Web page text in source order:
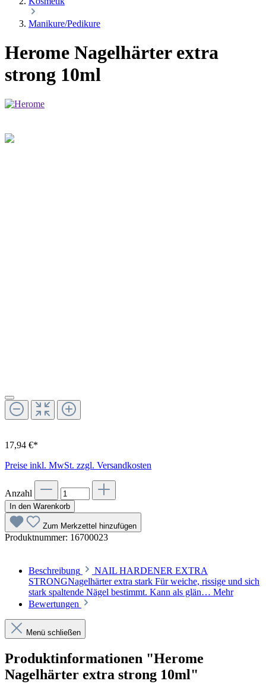
Manikure/Pedikure
Herome Nagelhärter extra
strong 10ml
17,94 €*
Preise inkl. MwSt. zzgl. Versandkosten
Anzahl
In den Warenkorb
Zum Merkzettel hinzufügen
Produktnummer: 16700023
Beschreibung
NAIL HARDENER EXTRA
STRONGNagelhärter extra stark Für weiche, rissige und sich
stark spaltende Nägel bestimmt. Kann als glän… Mehr
Bewertungen
Menü schließen
Produktinformationen "Herome
Nagelhärter extra strong 10ml"